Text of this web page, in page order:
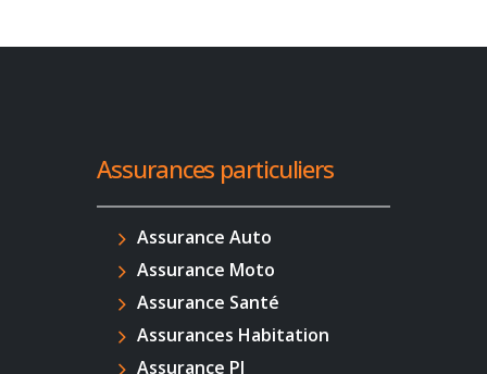
Assurances particuliers
Assurance Auto
Assurance Moto
Assurance Santé
Assurances Habitation
Assurance PJ